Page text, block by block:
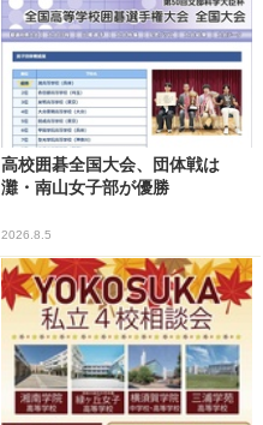
高校囲碁全国大会、団体戦は
灘・南山女子部が優勝
2026.8.5